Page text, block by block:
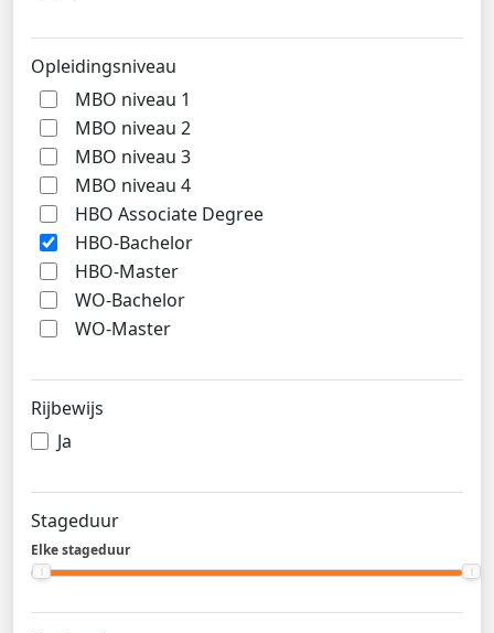
Opleidingsniveau
MBO niveau 1
MBO niveau 2
MBO niveau 3
MBO niveau 4
HBO Associate Degree
HBO-Bachelor
HBO-Master
WO-Bachelor
WO-Master
Rijbewijs
Ja
Stageduur
Elke stageduur